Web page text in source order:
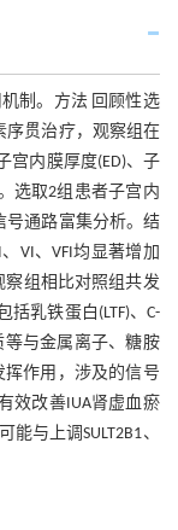
制。方法 回顾性选
序贯治疗，观察组在
宫内膜厚度(ED)、子
选取2组患者子宫内
号通路富集分析。结
VI、VFI均显著增加
察组相比对照组共发
括乳铁蛋白(LTF)、C-
等与金属离子、糖胺
作用，涉及的信号
效改善IUA肾虚血瘀
与上调SULT2B1、